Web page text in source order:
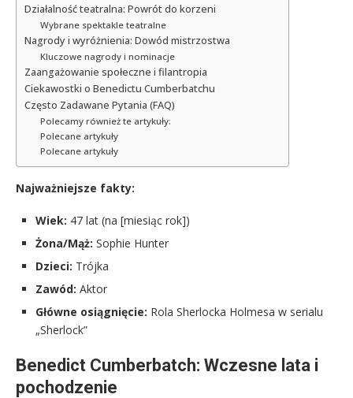
Działalność teatralna: Powrót do korzeni
Wybrane spektakle teatralne
Nagrody i wyróżnienia: Dowód mistrzostwa
Kluczowe nagrody i nominacje
Zaangażowanie społeczne i filantropia
Ciekawostki o Benedictu Cumberbatchu
Często Zadawane Pytania (FAQ)
Polecamy również te artykuły:
Polecane artykuły
Polecane artykuły
Najważniejsze fakty:
Wiek: 47 lat (na [miesiąc rok])
Żona/Mąż: Sophie Hunter
Dzieci: Trójka
Zawód: Aktor
Główne osiągnięcie: Rola Sherlocka Holmesa w serialu
„Sherlock”
Benedict Cumberbatch: Wczesne lata i
pochodzenie